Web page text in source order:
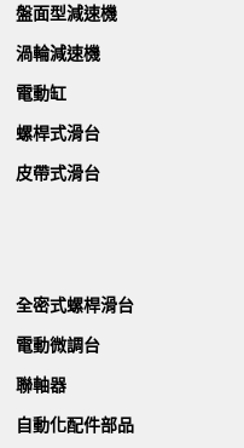
盤面型減速機
渦輪減速機
電動缸
螺桿式滑台
皮帶式滑台
全密式螺桿滑台
電動微調台
聯軸器
自動化配件部品